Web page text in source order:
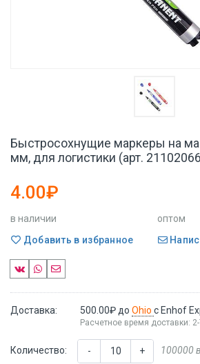
Быстросохнущие маркеры на
мм, для логистики (арт.
4.00₽
в наличии
оптом
Добавить в избранное
Доставка: 500.00₽ до Ohio с Enhof
Расчетное время доставки:
Количество: - + 100000